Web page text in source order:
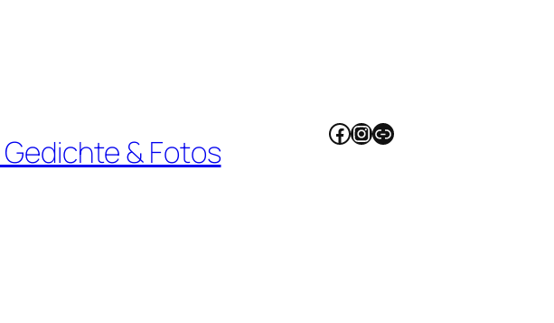
& Fotos Facebook
Instagram
Link